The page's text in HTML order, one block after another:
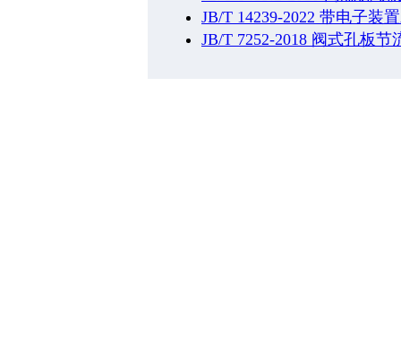
JB/T 14239-2022 带电子装
JB/T 7252-2018 阀式孔板节